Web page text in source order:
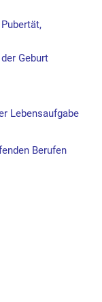
Geburt
Lebensaufgabe
Berufen